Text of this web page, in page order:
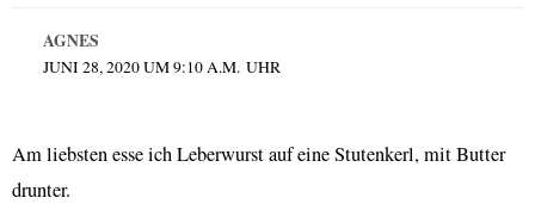
AGNES
JUNI 28, 2020 UM 9:10 A.M. UHR
Am liebsten esse ich Leberwurst auf eine Stutenkerl, mit Butter
drunter.